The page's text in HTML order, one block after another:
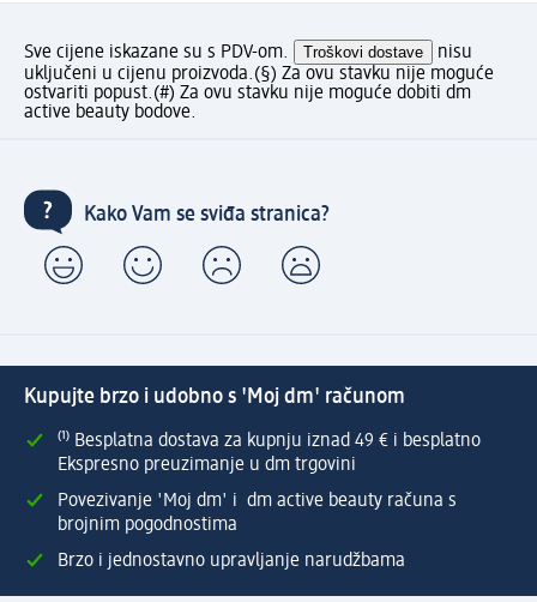
Sve cijene iskazane su s PDV-om. Troškovi dostave
nisu
uključeni u cijenu proizvoda.(§) Za ovu stavku nije moguće
ostvariti popust.(#) Za ovu stavku nije moguće dobiti dm
active beauty bodove.
Kako Vam se sviđa stranica?
Kupujte brzo i udobno s 'Moj dm' računom
⁽¹⁾ Besplatna dostava za kupnju iznad 49 € i besplatno
Ekspresno preuzimanje u dm trgovini
Povezivanje 'Moj dm' i dm active beauty računa s
brojnim pogodnostima
Brzo i jednostavno upravljanje narudžbama